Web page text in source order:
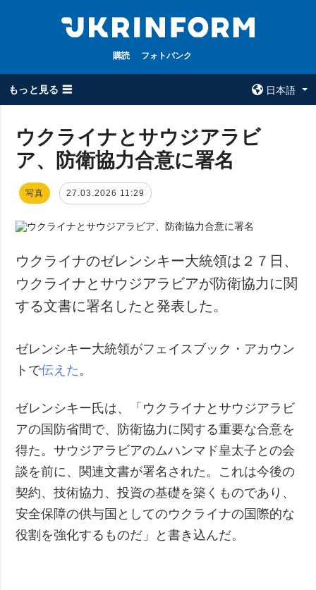
購読 フォトバンク
もっと見る ☰
日本語
全てのトピック
被占領地
政治
防衛
社会・文化
スポーツ
事故・緊急事態
ウクルインフォ
ルム
コンタクト
特集
インタビュー
写真
動画
購読
フォトバンク
ウクライナとサウジアラビ
ア、防衛協力合意に署名
写真 27.03.2026 11:29
ウクライナのゼレンシキー大統領は２７日、
ウクライナとサウジアラビアが防衛協力に関
する文書に署名したと発表した。
ゼレンシキー大統領がフェイスブック・アカウン
トで伝えた 。
ゼレンシキー氏は、「ウクライナとサウジアラビ
アの国防省間で、防衛協力に関する重要な合意を
得た。サウジアラビアのムハンマド皇太子との会
談を前に、関連文書が署名された。これは今後の
契約、技術協力、投資の基礎を築くものであり、
安全保障の供与国としてのウクライナの国際的な
役割を強化するものだ」と書き込んだ。